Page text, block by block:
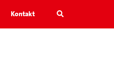
Kontakt Search